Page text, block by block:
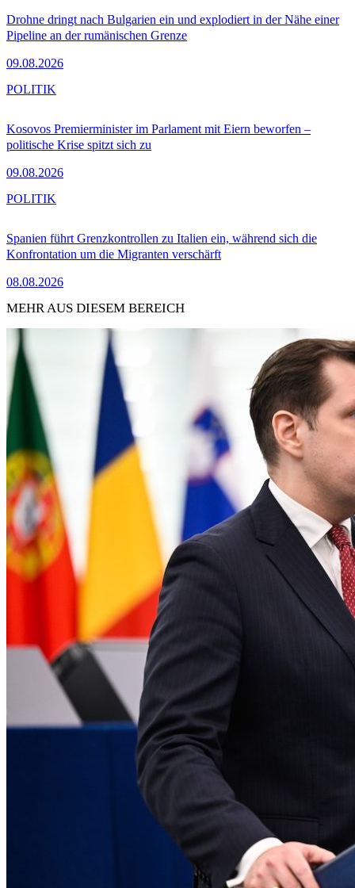
Drohne dringt nach Bulgarien ein und explodiert in der Nähe einer
Pipeline an der rumänischen Grenze
09.08.2026
Kosovos Premierminister im Parlament mit Eiern beworfen –
politische Krise spitzt sich zu
09.08.2026
POLITIK
Spanien führt Grenzkontrollen zu Italien ein, während sich die
Konfrontation um die Migranten verschärft
08.08.2026
POLITIK
MEHR AUS DIESEM BEREICH